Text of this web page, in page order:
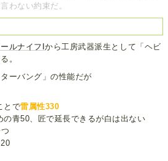
わない約束だ。
ルナイフIから工房武器派生として「ヘビ
。
ーバング」の性能だが
とで雷属性330
の青50、匠で延長できるが白は出ない